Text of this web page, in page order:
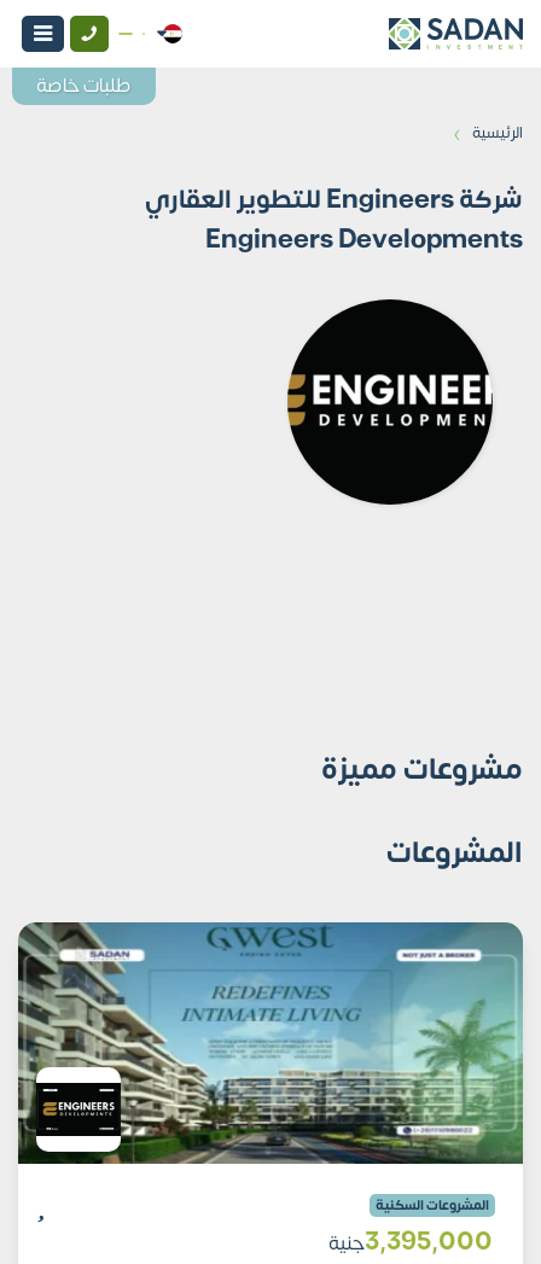
الرئيسية ›
شركة Engineers للتطوير العقاري
Engineers Developments
مشروعات مميزة
المشروعات
المشروعات السكنية
3٬395٬000جنية
طلبات خاصة